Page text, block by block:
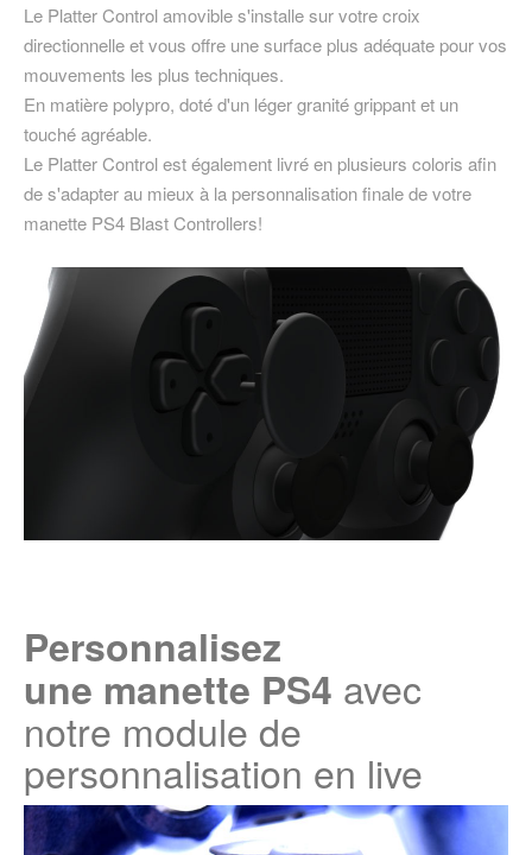
Le Platter Control amovible s'installe sur votre croix
directionnelle et vous offre une surface plus adéquate pour vos
mouvements les plus techniques.
En matière polypro, doté d'un léger granité grippant et un
touché agréable.
Le Platter Control est également livré en plusieurs coloris afin
de s'adapter au mieux à la personnalisation finale de votre
manette PS4 Blast Controllers!
Personnalisez
une manette PS4 avec
notre module de
personnalisation en live